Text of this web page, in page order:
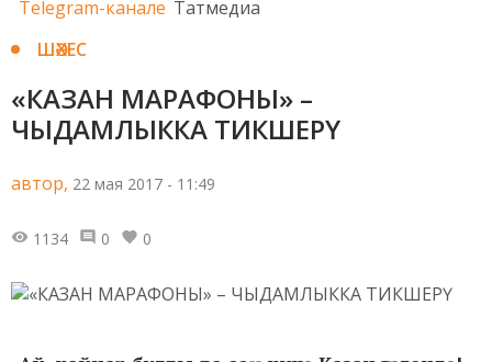
Telegram-канале Татмедиа
ШӘХЕС
«КАЗАН МАРАФОНЫ» –
ЧЫДАМЛЫККА ТИКШЕРҮ
автор, 22 мая 2017 - 11:49
1134 0 0